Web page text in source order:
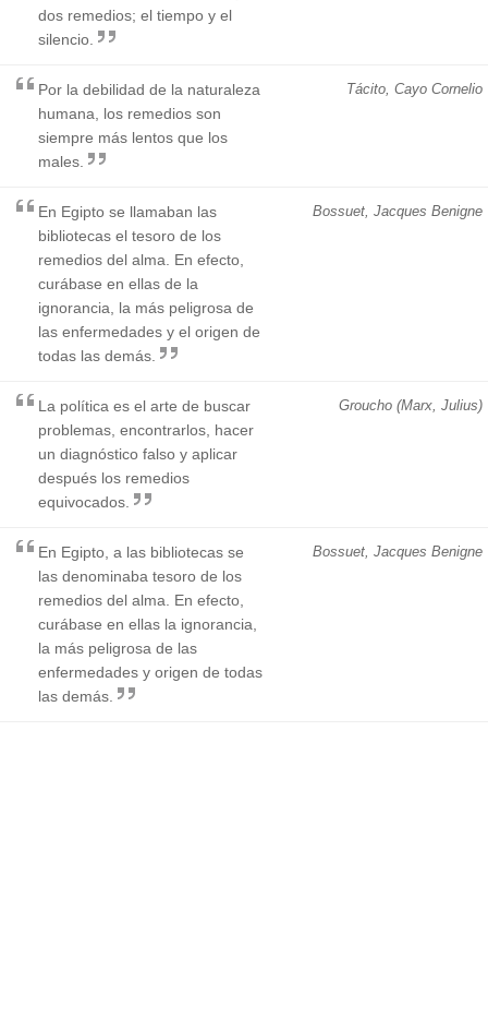
dos remedios; el tiempo y el
silencio.
Tácito, Cayo Cornelio
Por la debilidad de la naturaleza
humana, los remedios son
siempre más lentos que los
males.
Bossuet, Jacques Benigne
En Egipto se llamaban las
bibliotecas el tesoro de los
remedios del alma. En efecto,
curábase en ellas de la
ignorancia, la más peligrosa de
las enfermedades y el origen de
todas las demás.
Groucho (Marx, Julius)
La política es el arte de buscar
problemas, encontrarlos, hacer
un diagnóstico falso y aplicar
después los remedios
equivocados.
Bossuet, Jacques Benigne
En Egipto, a las bibliotecas se
las denominaba tesoro de los
remedios del alma. En efecto,
curábase en ellas la ignorancia,
la más peligrosa de las
enfermedades y origen de todas
las demás.